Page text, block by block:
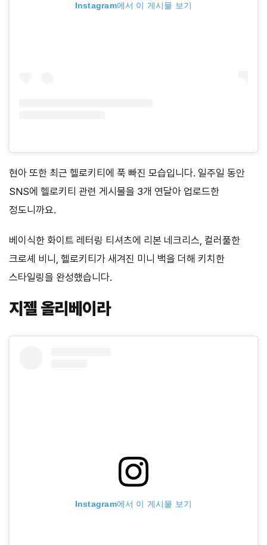
Instagram에서 이 게시물 보기
현아 또한 최근 헬로키티에 푹 빠진 모습입니다. 일주일 동안
SNS에 헬로키티 관련 게시물을 3개 연달아 업로드한
정도니까요.
베이식한 화이트 레터링 티셔츠에 리본 네크리스, 컬러풀한
크로셰 비니, 헬로키티가 새겨진 미니 백을 더해 키치한
스타일링을 완성했습니다.
지젤 올리베이라
Instagram에서 이 게시물 보기